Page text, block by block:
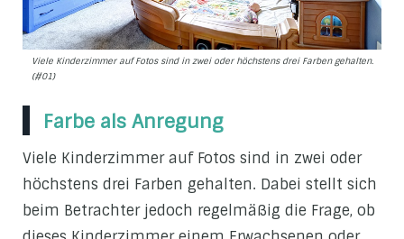
Viele Kinderzimmer auf Fotos sind in zwei oder höchstens drei Farben gehalten.
(#01)
Farbe als Anregung
Viele Kinderzimmer auf Fotos sind in zwei oder
höchstens drei Farben gehalten. Dabei stellt sich
beim Betrachter jedoch regelmäßig die Frage, ob